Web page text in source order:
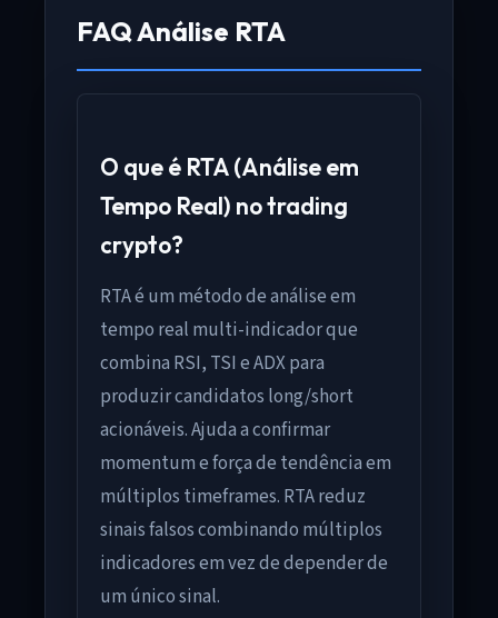
FAQ Análise RTA
O que é RTA (Análise em
Tempo Real) no trading
crypto?
RTA é um método de análise em
tempo real multi-indicador que
combina RSI, TSI e ADX para
produzir candidatos long/short
acionáveis. Ajuda a confirmar
momentum e força de tendência em
múltiplos timeframes. RTA reduz
sinais falsos combinando múltiplos
indicadores em vez de depender de
um único sinal.